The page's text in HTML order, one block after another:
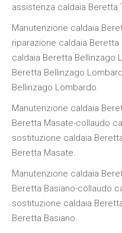
assistenza caldaia Beretta
Manutenzione caldaia
riparazione caldaia
caldaia Beretta Bellinzago
Beretta Bellinzago
Bellinzago Lombardo.
Manutenzione caldaia
Beretta Masate-collaudo
sostituzione caldaia
Beretta Masate.
Manutenzione caldaia
Beretta Basiano-collaudo
sostituzione caldaia
Beretta Basiano.